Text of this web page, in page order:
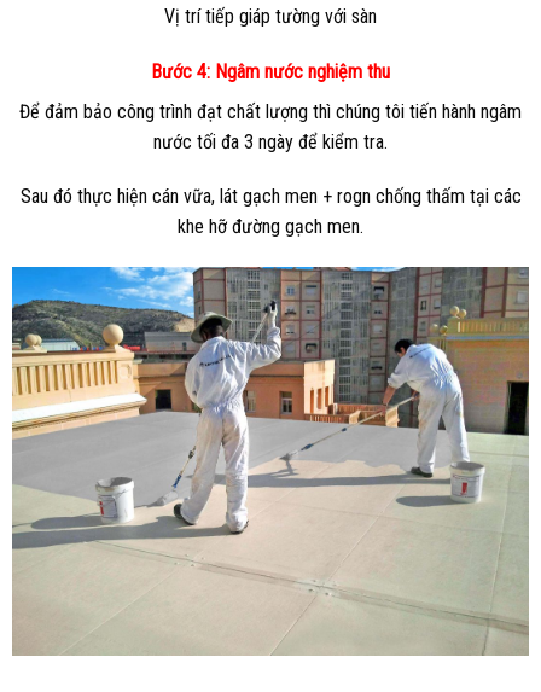
Vị trí tiếp giáp tường với sàn
Bước 4: Ngâm nước nghiệm thu
Để đảm bảo công trình đạt chất lượng thì chúng tôi tiến hành ngâm
nước tối đa 3 ngày để kiểm tra.
Sau đó thực hiện cán vữa, lát gạch men + rogn chống thấm tại các
khe hỡ đường gạch men.